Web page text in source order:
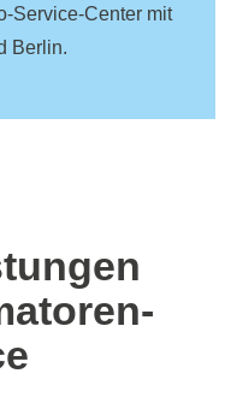
Service-Center mit
Berlin.